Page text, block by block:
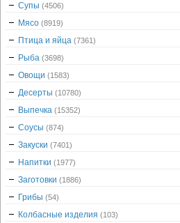
Супы (4506)
Мясо (8919)
Птица и яйца (7361)
Рыба (3698)
Овощи (1583)
Десерты (10780)
Выпечка (15352)
Соусы (874)
Закуски (7401)
Напитки (1977)
Заготовки (1886)
Грибы (54)
Колбасные изделия (103)